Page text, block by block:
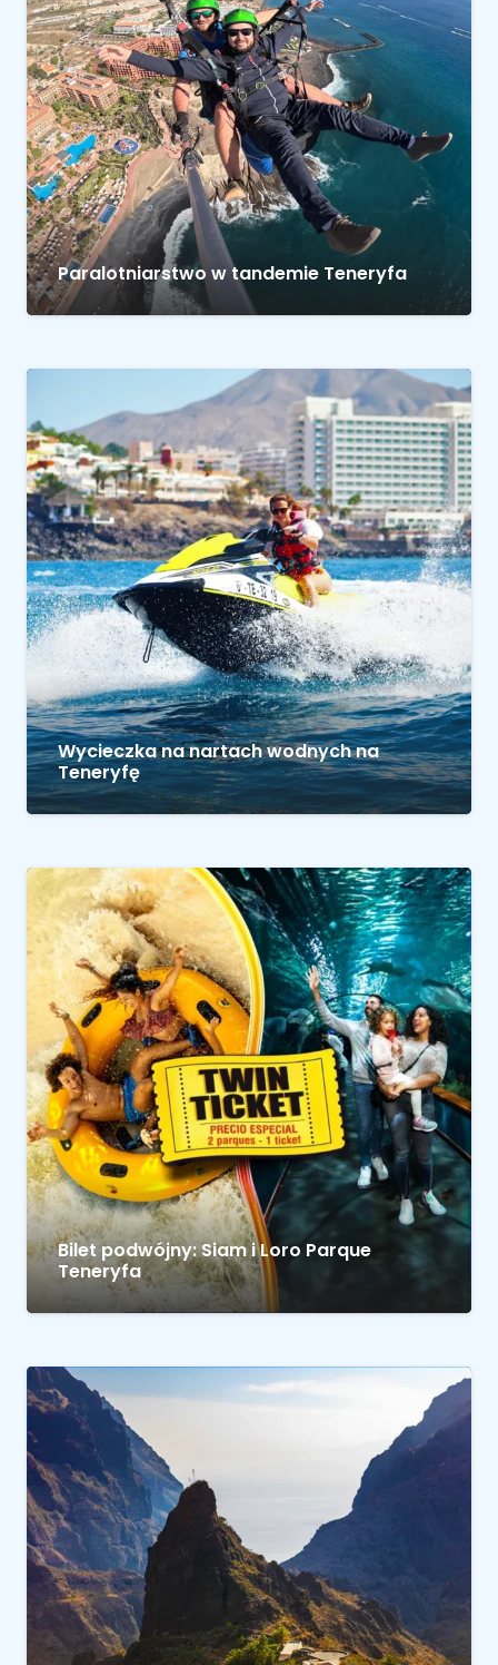
Paralotniarstwo w tandemie Teneryfa
Wycieczka na nartach wodnych na
Teneryfę
Bilet podwójny: Siam i Loro Parque
Teneryfa